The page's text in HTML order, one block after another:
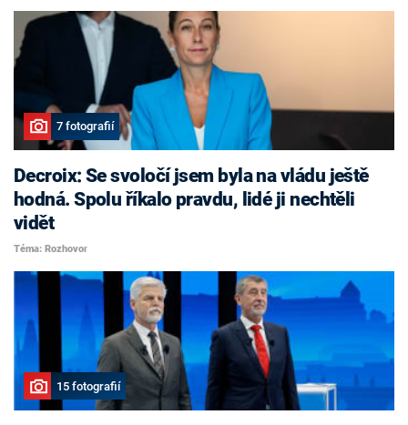
7 fotografií
Decroix: Se svoločí jsem byla na vládu ještě
hodná. Spolu říkalo pravdu, lidé ji nechtěli
vidět
Téma: Rozhovor
15 fotografií